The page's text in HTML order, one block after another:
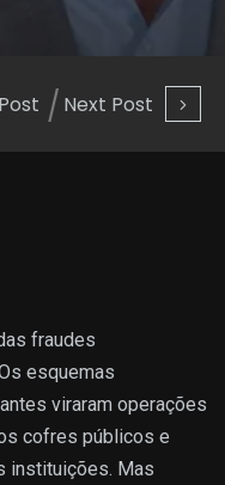
Next Post
fraudes
esquemas
viraram operações
cofres públicos e
instituições. Mas